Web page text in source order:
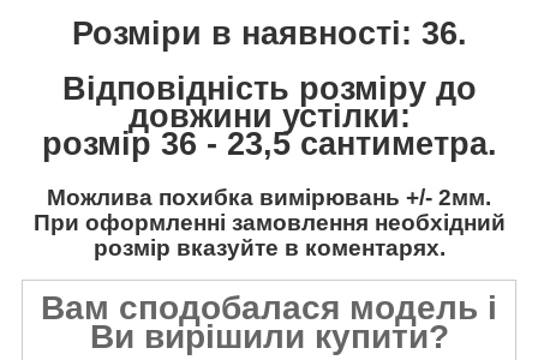
Розміри в наявності: 36.
Відповідність розміру до
довжини устілки:
розмір 36 - 23,5 сантиметра.
Можлива похибка вимірювань +/- 2мм.
При оформленні замовлення необхідний
розмір вказуйте в коментарях.
Вам сподобалася модель і
Ви вирішили купити?